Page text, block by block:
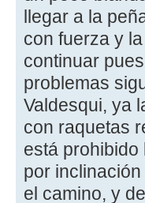
llegar a la
con fuerza y
continuar
problemas
Valdesqui, ya
con raquetas
está prohibido
por
el camino, y